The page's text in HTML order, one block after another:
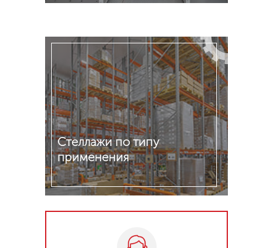
Стеллажи по типу
применения
Подробнее